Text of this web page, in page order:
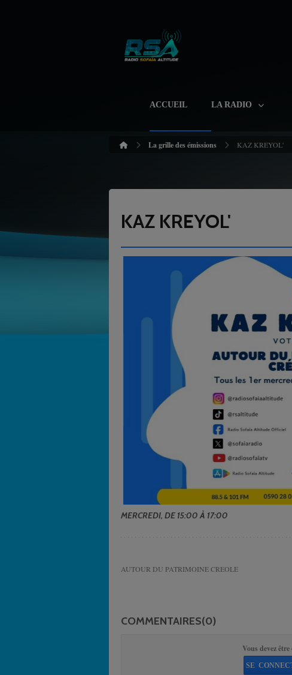
ACCUEIL LA RADIO
La grille des émissions KAZ KREYOL'
KAZ KREYOL'
MERCREDI, DE 15:00 À 17:00
AUTOUR DU PATRIMOINE CREOLE
COMMENTAIRES(0)
Vous devez
SE